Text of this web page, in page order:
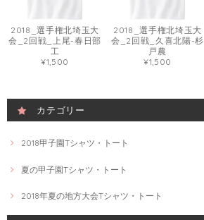
2018_選手権北埼玉大
会_2回戦_上尾-春日部
工
¥1,500
2018_選手権北埼玉大
会_2回戦_久喜北陽-杉
戸農
¥1,500
カテゴリー
2018甲子園Tシャツ・トート
夏の甲子園Tシャツ・トート
2018年夏の地方大会Tシャツ・トート